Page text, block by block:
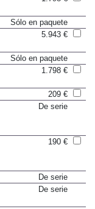
Sólo en paquete
Sólo en paquete
209 €
De serie